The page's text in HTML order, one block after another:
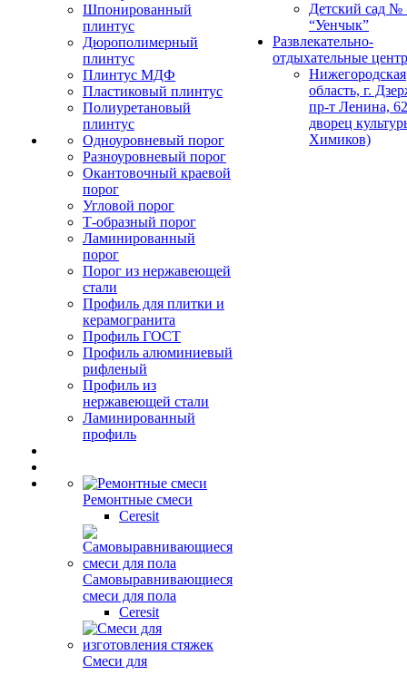
Шпонированный
плинтус
Дюрополимерный
плинтус
Плинтус МДФ
Пластиковый плинтус
Полиуретановый
плинтус
Одноуровневый порог
Разноуровневый порог
Окантовочный краевой
порог
Угловой порог
Т-образный порог
Ламинированный
порог
Порог из нержавеющей
стали
Профиль для плитки и
керамогранита
Профиль ГОСТ
Профиль алюминиевый
рифленый
Профиль из
нержавеющей стали
Ламинированный
профиль
Ремонтные смеси
Ceresit
Самовыравнивающиеся
смеси для пола
Ceresit
Смеси для
Детский сад №
“Уенчык”
Развлекательно-
отдыхательные
Нижегородская
область, г.
пр-т Ленина,
дворец
Химиков)